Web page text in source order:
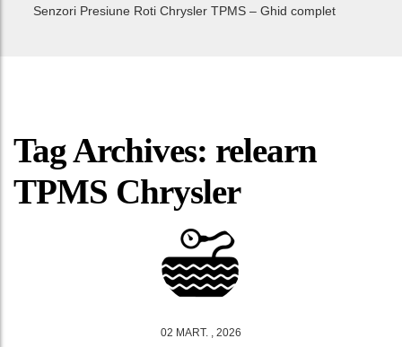
Senzori Presiune Roti Chrysler TPMS – Ghid complet
Tag Archives: relearn
TPMS Chrysler
02 MART. , 2026